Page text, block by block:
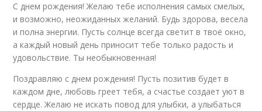
С днем рождения! Желаю тебе исполнения самых смелых,
и возможно, неожиданных желаний. Будь здорова, весела
и полна энергии. Пусть солнце всегда светит в твоё окно,
а каждый новый день приносит тебе только радость и
удовольствие. Ты необыкновенная!
Поздравляю с днем рождения! Пусть позитив будет в
каждом дне, любовь греет тебя, а счастье создает уют в
сердце. Желаю не искать повод для улыбки, а улыбаться